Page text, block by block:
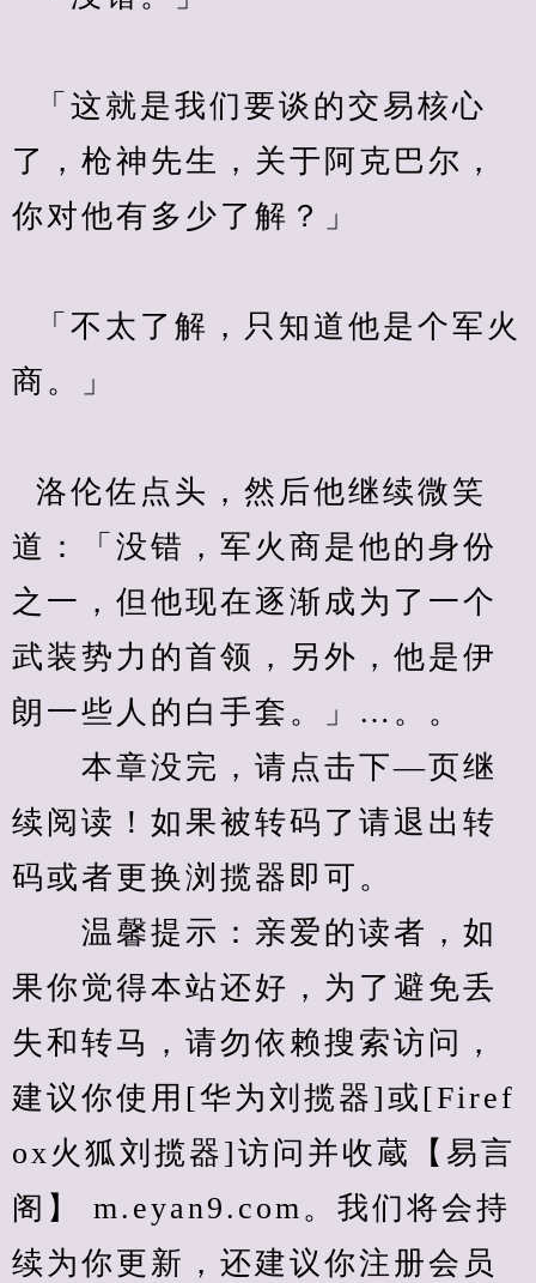
了，枪神先生，关于阿克巴尔，
你对他有多少了解？」
商。」
道：「没错，军火商是他的身份
之一，但他现在逐渐成为了一个
武装势力的首领，另外，他是伊
朗一些人的白手套。」…。。
本章没完，请点击下—页继
续阅读！如果被转码了请退出转
码或者更换浏揽器即可。
温馨提示：亲爱的读者，如
果你觉得本站还好，为了避免丢
失和转马，请勿依赖搜索访问，
建议你使用[华为刘揽器]或[Firef
ox火狐刘揽器]访问并收蔵【易言
阁】 m.eyan9.com。我们将会持
续为你更新，还建议你注册会员